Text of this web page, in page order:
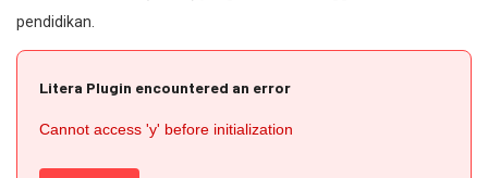
pendidikan.
Litera Plugin encountered an error
Cannot access 'y' before initialization